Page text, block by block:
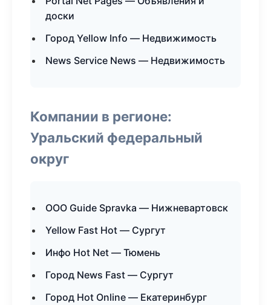
доски
Город Yellow Info — Недвижимость
News Service News — Недвижимость
Компании в регионе:
Уральский федеральный
округ
ООО Guide Spravka — Нижневартовск
Yellow Fast Hot — Сургут
Инфо Hot Net — Тюмень
Город News Fast — Сургут
Город Hot Online — Екатеринбург